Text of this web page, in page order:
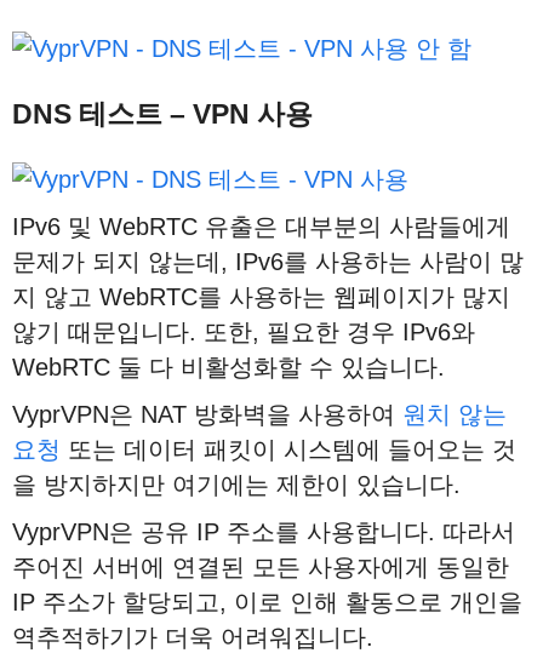
DNS 테스트 – VPN 사용
IPv6 및 WebRTC 유출은 대부분의 사람들에게
문제가 되지 않는데, IPv6를 사용하는 사람이 많
지 않고 WebRTC를 사용하는 웹페이지가 많지
않기 때문입니다. 또한, 필요한 경우 IPv6와
WebRTC 둘 다 비활성화할 수 있습니다.
VyprVPN은 NAT 방화벽을 사용하여 원치 않는
요청 또는 데이터 패킷이 시스템에 들어오는 것
을 방지하지만 여기에는 제한이 있습니다.
VyprVPN은 공유 IP 주소를 사용합니다. 따라서
주어진 서버에 연결된 모든 사용자에게 동일한
IP 주소가 할당되고, 이로 인해 활동으로 개인을
역추적하기가 더욱 어려워집니다.